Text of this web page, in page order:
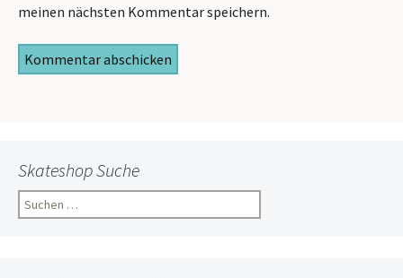
meinen nächsten Kommentar speichern.
Skateshop Suche
Suchen
nach: